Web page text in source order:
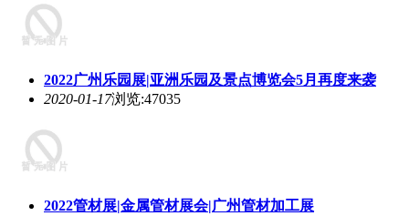
2022广州乐园展|亚洲乐园及景点博览会5月再度来袭
2020-01-17浏览:47035
2022管材展|金属管材展会|广州管材加工展